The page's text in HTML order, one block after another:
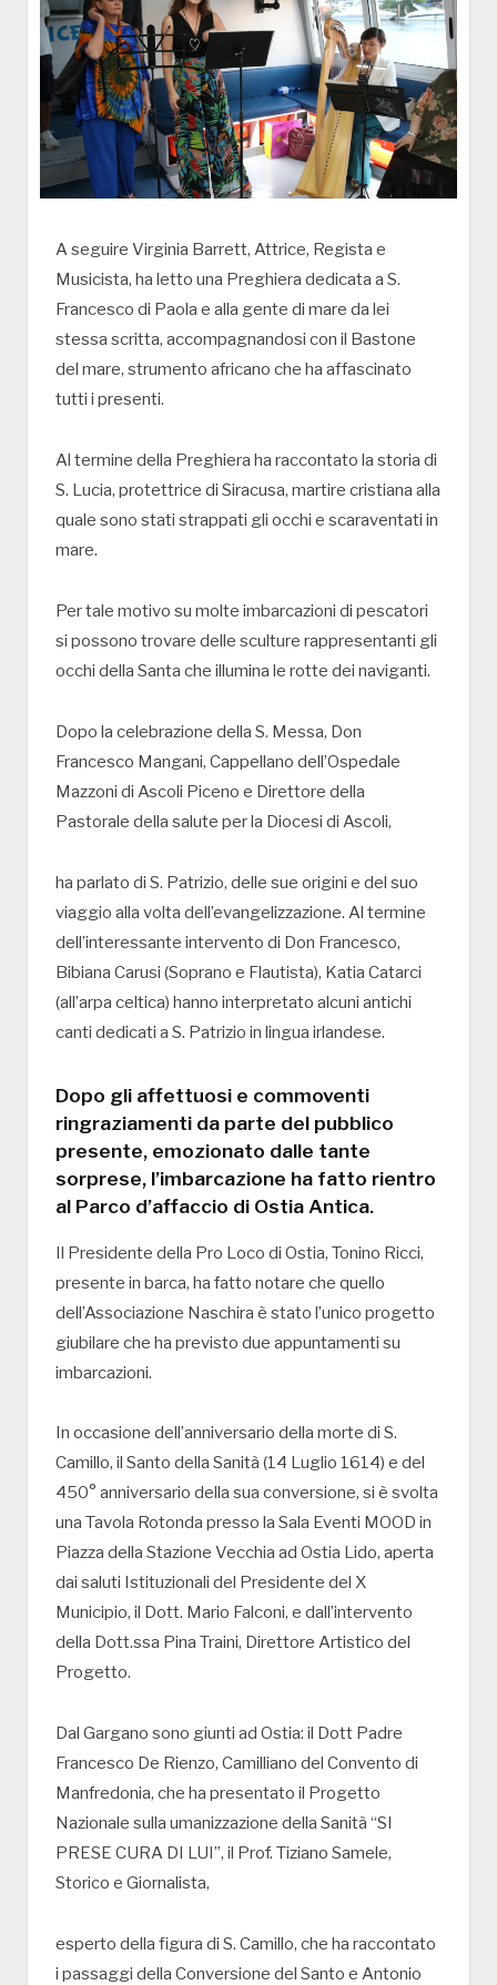
A seguire Virginia Barrett, Attrice, Regista e
Musicista, ha letto una Preghiera dedicata a S.
Francesco di Paola e alla gente di mare da lei
stessa scritta, accompagnandosi con il Bastone
del mare, strumento africano che ha affascinato
tutti i presenti.
Al termine della Preghiera ha raccontato la storia di
S. Lucia, protettrice di Siracusa, martire cristiana alla
quale sono stati strappati gli occhi e scaraventati in
mare.
Per tale motivo su molte imbarcazioni di pescatori
si possono trovare delle sculture rappresentanti gli
occhi della Santa che illumina le rotte dei naviganti.
Dopo la celebrazione della S. Messa, Don
Francesco Mangani, Cappellano dell’Ospedale
Mazzoni di Ascoli Piceno e Direttore della
Pastorale della salute per la Diocesi di Ascoli,
ha parlato di S. Patrizio, delle sue origini e del suo
viaggio alla volta dell’evangelizzazione. Al termine
dell’interessante intervento di Don Francesco,
Bibiana Carusi (Soprano e Flautista), Katia Catarci
(all’arpa celtica) hanno interpretato alcuni antichi
canti dedicati a S. Patrizio in lingua irlandese.
Dopo gli affettuosi e commoventi
ringraziamenti da parte del pubblico
presente, emozionato dalle tante
sorprese, l’imbarcazione ha fatto rientro
al Parco d’affaccio di Ostia Antica.
Il Presidente della Pro Loco di Ostia, Tonino Ricci,
presente in barca, ha fatto notare che quello
dell’Associazione Naschira è stato l’unico progetto
giubilare che ha previsto due appuntamenti su
imbarcazioni.
In occasione dell’anniversario della morte di S.
Camillo, il Santo della Sanità (14 Luglio 1614) e del
450° anniversario della sua conversione, si è svolta
una Tavola Rotonda presso la Sala Eventi MOOD in
Piazza della Stazione Vecchia ad Ostia Lido, aperta
dai saluti Istituzionali del Presidente del X
Municipio, il Dott. Mario Falconi, e dall’intervento
della Dott.ssa Pina Traini, Direttore Artistico del
Progetto.
Dal Gargano sono giunti ad Ostia: il Dott Padre
Francesco De Rienzo, Camilliano del Convento di
Manfredonia, che ha presentato il Progetto
Nazionale sulla umanizzazione della Sanità “SI
PRESE CURA DI LUI”, il Prof. Tiziano Samele,
Storico e Giornalista,
esperto della figura di S. Camillo, che ha raccontato
i passaggi della Conversione del Santo e Antonio